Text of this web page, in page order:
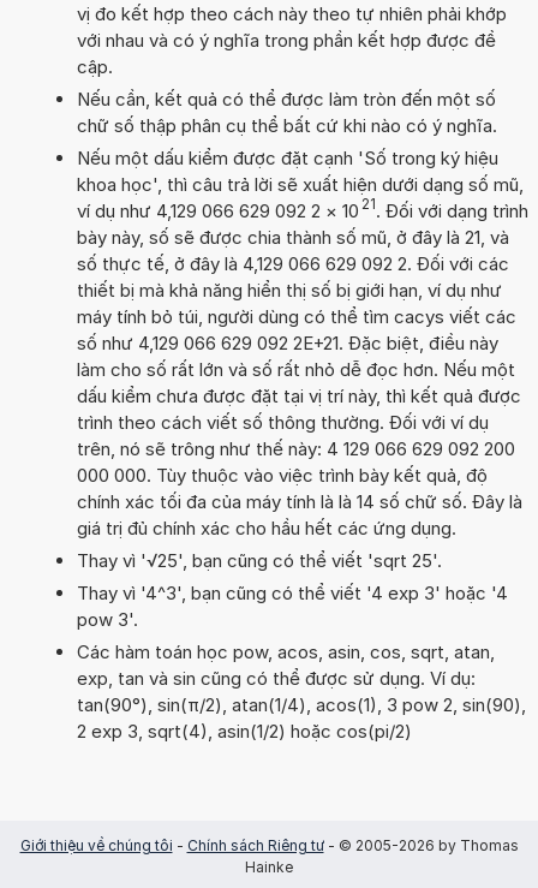
vị đo kết hợp theo cách này theo tự nhiên phải khớp
với nhau và có ý nghĩa trong phần kết hợp được đề
cập.
Nếu cần, kết quả có thể được làm tròn đến một số
chữ số thập phân cụ thể bất cứ khi nào có ý nghĩa.
Nếu một dấu kiểm được đặt cạnh 'Số trong ký hiệu
khoa học', thì câu trả lời sẽ xuất hiện dưới dạng số mũ,
ví dụ như 4,129 066 629 092 2 × 10 21. Đối với dạng trình
bày này, số sẽ được chia thành số mũ, ở đây là 21, và
số thực tế, ở đây là 4,129 066 629 092 2. Đối với các
thiết bị mà khả năng hiển thị số bị giới hạn, ví dụ như
máy tính bỏ túi, người dùng có thể tìm cacys viết các
số như 4,129 066 629 092 2E+21. Đặc biệt, điều này
làm cho số rất lớn và số rất nhỏ dễ đọc hơn. Nếu một
dấu kiểm chưa được đặt tại vị trí này, thì kết quả được
trình theo cách viết số thông thường. Đối với ví dụ
trên, nó sẽ trông như thế này: 4 129 066 629 092 200
000 000. Tùy thuộc vào việc trình bày kết quả, độ
chính xác tối đa của máy tính là là 14 số chữ số. Đây là
giá trị đủ chính xác cho hầu hết các ứng dụng.
Thay vì '√25', bạn cũng có thể viết 'sqrt 25'.
Thay vì '4^3', bạn cũng có thể viết '4 exp 3' hoặc '4
pow 3'.
Các hàm toán học pow, acos, asin, cos, sqrt, atan,
exp, tan và sin cũng có thể được sử dụng. Ví dụ:
tan(90°), sin(π/2), atan(1/4), acos(1), 3 pow 2, sin(90),
2 exp 3, sqrt(4), asin(1/2) hoặc cos(pi/2)
Giới thiệu về chúng tôi - Chính sách Riêng tư- © 2005-2026 by Thomas
Hainke